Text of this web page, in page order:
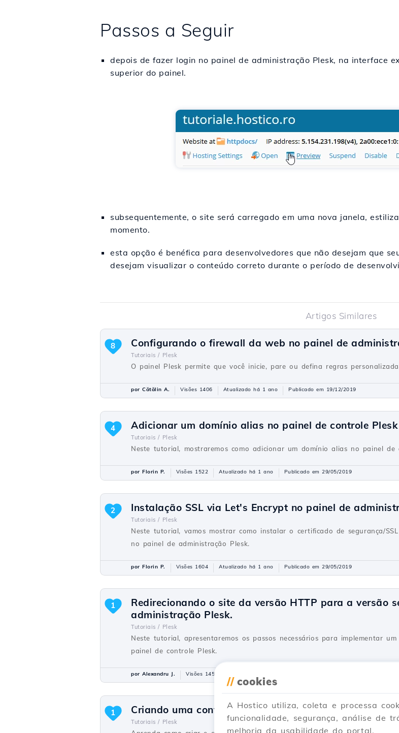
Passos a Seguir
depois de fazer login no painel de administração Plesk, na interface
superior do painel.
subsequentemente, o site será carregado em uma nova janela,
momento.
esta opção é benéfica para desenvolvedores que não desejam que
desejam visualizar o conteúdo correto durante o período de
Artigos Similares
Configurando o firewall da web no painel de
Tutoriais / Plesk
O painel Plesk permite que você inicie, pare ou defina regras
8
por Cătălin A. Visões 1406 Atualizado há 1 ano Publicado em 19/12/2019
Adicionar um domínio alias no painel de controle Plesk
Tutoriais / Plesk
Neste tutorial, mostraremos como adicionar um domínio alias no painel de
4
por Florin P. Visões 1522 Atualizado há 1 ano Publicado em 29/05/2019
Instalação SSL via Let's Encrypt no painel de
Tutoriais / Plesk
Neste tutorial, vamos mostrar como instalar o certificado de segurança/
no painel de administração Plesk.
2
por Florin P. Visões 1604 Atualizado há 1 ano Publicado em 29/05/2019
Redirecionando o site da versão HTTP para a versão
administração Plesk.
Tutoriais / Plesk
Neste tutorial, apresentaremos os passos necessários para implementar
painel de controle Plesk.
1
por Alexandru J. Visões 1452
Criando uma conta de e-mail Plesk
Tutoriais / Plesk
1
// cookies
A Hostico utiliza, coleta e processa
funcionalidade, segurança, análise de
melhoria da usabilidade do portal.